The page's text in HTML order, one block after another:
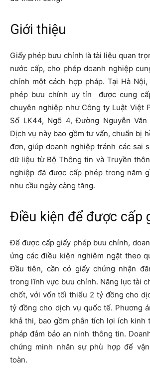
Giới thiệu
Giấy phép bưu chính là tài liệu quan
nước cấp, cho phép doanh nghiệp
chính một cách hợp pháp. Tại Hà
phép bưu chính uy tín được cung
chuyên nghiệp như Công ty Luật Việt
Số LK44, Ngõ 4, Đường Nguyễn
Dịch vụ này bao gồm tư vấn, chuẩn bị
đơn, giúp doanh nghiệp tránh các sai
dữ liệu từ Bộ Thông tin và Truyền
nghiệp đã được cấp phép trong năm
nhu cầu ngày càng tăng.
Điều kiện để được cấp
Để được cấp giấy phép bưu chính,
ứng các điều kiện nghiêm ngặt theo
Đầu tiên, cần có giấy chứng nhận
trong lĩnh vực bưu chính. Năng lực tài
chốt, với vốn tối thiểu 2 tỷ đồng cho
tỷ đồng cho dịch vụ quốc tế. Phương
khả thi, bao gồm phân tích lợi ích kinh
pháp đảm bảo an ninh thông tin.
chứng minh nhân sự phù hợp để
toàn.